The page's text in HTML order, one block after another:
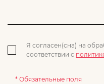
Я согласен(сна) на
соответствии с
* Обязательные поля